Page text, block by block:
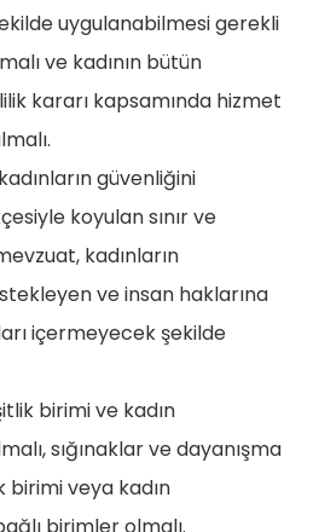
uygulanabilmesi gerekli
ve kadının bütün
kararı kapsamında hizmet
güvenliğini
koyulan sınır ve
kadınların
ve insan haklarına
içermeyecek şekilde
birimi ve kadın
sığınaklar ve dayanışma
veya kadın